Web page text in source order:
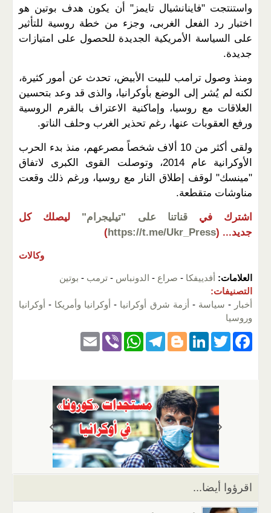
واستنتجت "فاينانشيال تايمز" أن يكون هدف بوتين هو
اختبار رد الفعل الغربى، وجزء من خطة روسية للتأثير
على السياسة الأمريكية الجديدة للحصول على امتيازات
جديدة.
ومنذ وصول ترامب للبيت الأبيض، تحدث عن أمور كثيرة،
لكنه لم يُشر إلى الوضع بأوكرانيا، والذى قد وعد بتحسين
العلاقات مع روسيا، وإماكنية الاعتراف بالقرم الروسية
ورفع العقوبات عنها، رغم تحذير الغرب وحلف الناتو.
ولقى أكثر من 10 ألاف شخصاً مصرعهم، منذ بدء الحرب
الأوكرانية عام 2014، وتوصلت القوى الكبرى لاتفاق
"مينسك" لوقف إطلاق النار مع روسيا، ورغم ذلك وقعت
مناوشات متقطعة.
اشترك في قناتنا على "تيليجرام"
ليصلك كل
جديد... (
https://t.me/Ukr_Press
)
وكالات
العلامات: أفدييفكا - صراع - الدونباس - ترمب - بوتين
التصنيفات:
أخبار - سياسة - أزمة شرق أوكرانيا - أوكرانيا وأمريكا - أوكرانيا
وروسيا
F
k
T
er
Li
e
dI
n
Bl
g
er
T
gr
a
m
W
s
A
p
p
Vi
اقرؤوا أيضا...